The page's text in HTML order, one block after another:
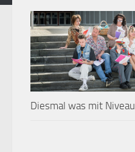
Diesmal was mit Niveau